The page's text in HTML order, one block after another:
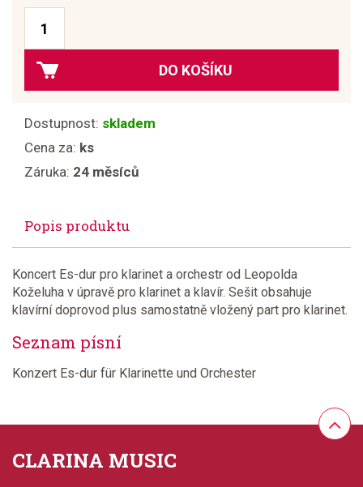
DO KOŠÍKU
Dostupnost: skladem
Cena za: ks
Záruka: 24 měsíců
Popis produktu
Koncert Es-dur pro klarinet a orchestr od Leopolda
Koželuha v úpravě pro klarinet a klavír. Sešit obsahuje
klavírní doprovod plus samostatně vložený part pro klarinet.
Seznam písní
Konzert Es-dur für Klarinette und Orchester
CLARINA MUSIC